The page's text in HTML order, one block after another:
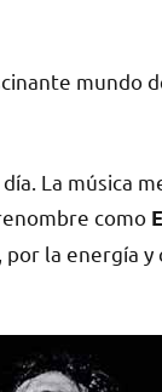
mundo
La música
como
la energía